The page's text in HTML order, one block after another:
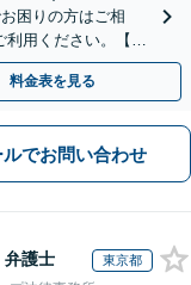
困りの方はご相
利用ください。【不
料金表を見る
ルでお問い合わせ
弁護士 東京都